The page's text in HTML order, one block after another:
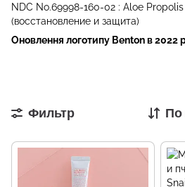
NDC No.69998-160-02 : Aloe
(восстановление и защита)
Оновлення логотипу Benton в 2022
Фильтр По